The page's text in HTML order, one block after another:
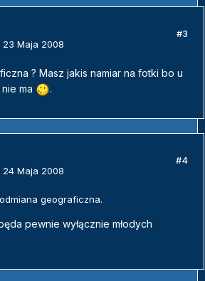
23 Maja 2008
#3
? Masz jakis namiar na fotki bo u
ma
.
24 Maja 2008
#4
geograficzna.
pewnie wyłącznie młodych